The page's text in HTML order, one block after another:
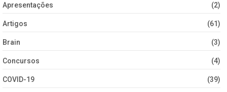
Apresentações (2)
Artigos (61)
Brain (3)
Concursos (4)
COVID-19 (39)